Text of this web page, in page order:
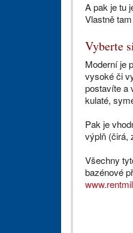
A pak je tu
Vlastně
Vyberte
Moderní je
vysoké či
postavíte a
kulaté,
Pak je
výplň (čirá,
Všechny
bazénové